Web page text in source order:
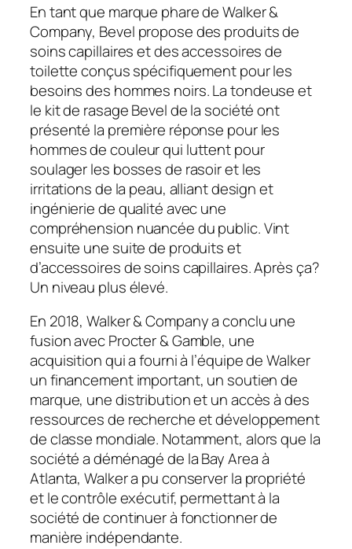
En tant que marque phare de Walker &
Company, Bevel propose des produits de
soins capillaires et des accessoires de
toilette conçus spécifiquement pour les
besoins des hommes noirs. La tondeuse et
le kit de rasage Bevel de la société ont
présenté la première réponse pour les
hommes de couleur qui luttent pour
soulager les bosses de rasoir et les
irritations de la peau, alliant design et
ingénierie de qualité avec une
compréhension nuancée du public. Vint
ensuite une suite de produits et
d’accessoires de soins capillaires. Après ça?
Un niveau plus élevé.
En 2018, Walker & Company a conclu une
fusion avec Procter & Gamble, une
acquisition qui a fourni à l’équipe de Walker
un financement important, un soutien de
marque, une distribution et un accès à des
ressources de recherche et développement
de classe mondiale. Notamment, alors que la
société a déménagé de la Bay Area à
Atlanta, Walker a pu conserver la propriété
et le contrôle exécutif, permettant à la
société de continuer à fonctionner de
manière indépendante.